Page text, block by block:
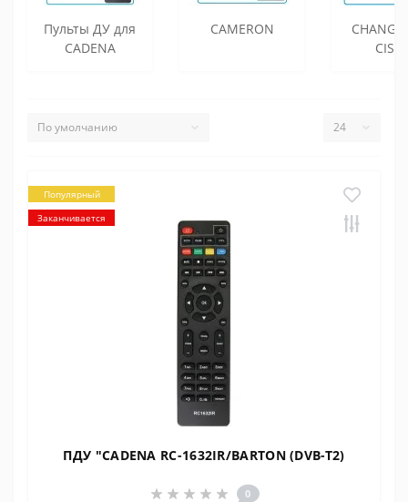
Пульты ДУ для
CADENA
CAMERON
Популярный
Заканчивается
ПДУ "CADENA RC-1632IR/BARTON (DVB-T2)
0